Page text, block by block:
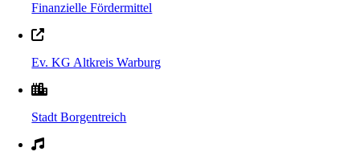
Finanzielle Fördermittel
Ev. KG Altkreis Warburg
Stadt Borgentreich